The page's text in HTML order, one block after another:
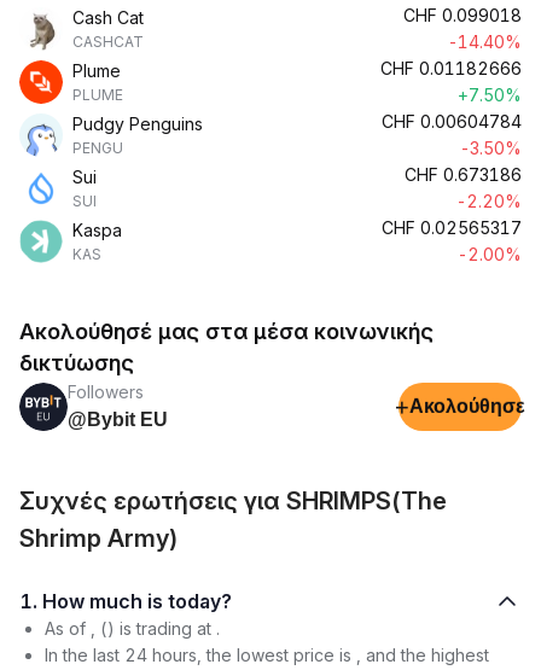
Cash Cat
CASHCAT
CHF 0.099018
-14.40%
Plume
PLUME
CHF 0.01182666
+7.50%
Pudgy Penguins
PENGU
CHF 0.00604784
-3.50%
Sui
SUI
CHF 0.673186
-2.20%
Kaspa
KAS
CHF 0.02565317
-2.00%
Ακολούθησέ μας στα μέσα κοινωνικής
δικτύωσης
Followers
@Bybit EU
+Ακολούθησε
Συχνές ερωτήσεις για SHRIMPS(The
Shrimp Army)
1. How much is today?
As of , () is trading at .
In the last 24 hours, the lowest price is , and the highest